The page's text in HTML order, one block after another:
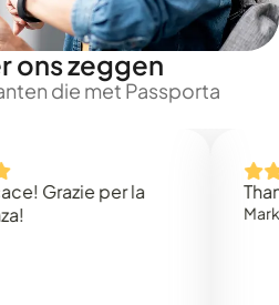
ons zeggen
die met Passporta
per la
Thank